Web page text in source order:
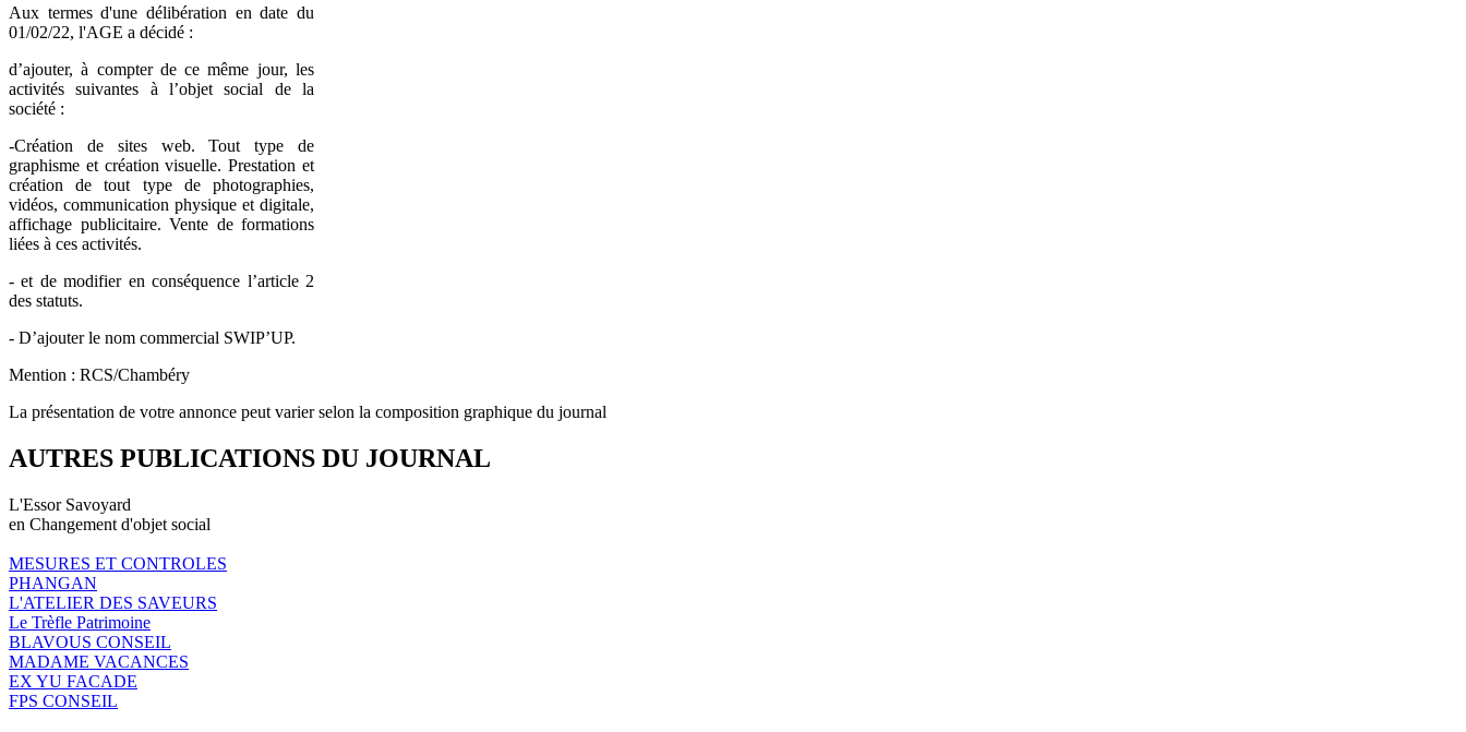
Aux termes d'une délibération en date du
01/02/22, l'AGE a décidé :
d’ajouter, à compter de ce même jour, les
activités suivantes à l’objet social de la
société :
-Création de sites web. Tout type de
graphisme et création visuelle. Prestation et
création de tout type de photographies,
vidéos, communication physique et digitale,
affichage publicitaire. Vente de formations
liées à ces activités.
- et de modifier en conséquence l’article 2
des statuts.
- D’ajouter le nom commercial SWIP’UP.
Mention : RCS/Chambéry
La présentation de votre annonce peut varier selon la composition graphique du journal
AUTRES PUBLICATIONS DU JOURNAL
L'Essor Savoyard
en Changement d'objet social
MESURES ET CONTROLES
PHANGAN
L'ATELIER DES SAVEURS
Le Trèfle Patrimoine
BLAVOUS CONSEIL
MADAME VACANCES
EX YU FACADE
FPS CONSEIL